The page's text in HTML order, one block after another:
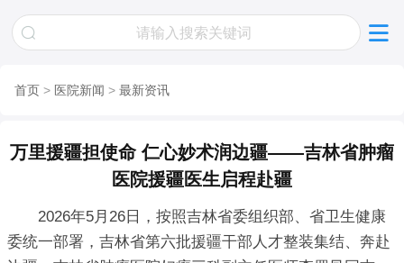
首页 > 医院新闻 > 最新资讯
万里援疆担使命 仁心妙术润边疆——吉林省肿瘤
医院援疆医生启程赴疆
2026年5月26日，按照吉林省委组织部、省卫生健康
委统一部署，吉林省第六批援疆干部人才整装集结、奔赴